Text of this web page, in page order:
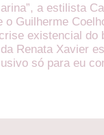
a estilista
o Guilherme
existencial do
Renata Xavier
só para eu